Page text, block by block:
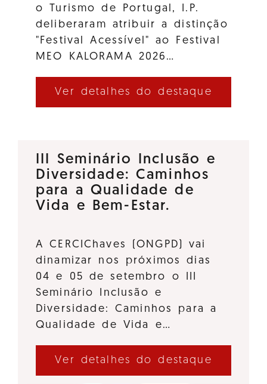
o Turismo de Portugal, I.P.
deliberaram atribuir a distinção
"Festival Acessível" ao Festival
MEO KALORAMA 2026…
Ver detalhes do destaque
III Seminário Inclusão e
Diversidade: Caminhos
para a Qualidade de
Vida e Bem-Estar.
A CERCIChaves (ONGPD) vai
dinamizar nos próximos dias
04 e 05 de setembro o III
Seminário Inclusão e
Diversidade: Caminhos para a
Qualidade de Vida e…
Ver detalhes do destaque